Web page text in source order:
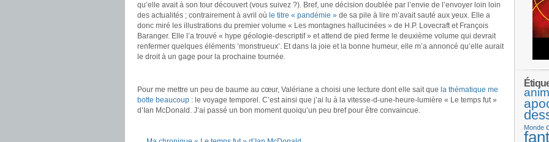
qu’elle avait à son tour découvert (vous suivez ?). Bref, une décision doublée par l’envie de l’envoyer loin loin
des actualités ; contrairement à avril où le titre « pandémie » de sa pile à lire m’avait sauté aux yeux. Elle a
donc miré les illustrations du premier volume « Les montagnes hallucinées » de H.P. Lovecraft et François
Baranger. Elle l’a trouvé « hype géologie-descriptif » et attend de pied ferme le deuxième volume qui devrait
renfermer quelques éléments ‘monstrueux’. Et dans la joie et la bonne humeur, elle m’a annoncé qu’elle aurait
le droit à un gage pour la prochaine tournée.
Pour me mettre un peu de baume au cœur, Valériane a choisi une lecture dont elle sait que la thématique me
botte beaucoup : le voyage temporel. C’est ainsi que j’ai lu à la vitesse-d-une-heure-lumière « Le temps fut »
d’Ian McDonald. J’ai passé un bon moment quoiqu’un peu bref pour être convaincue.
Monde